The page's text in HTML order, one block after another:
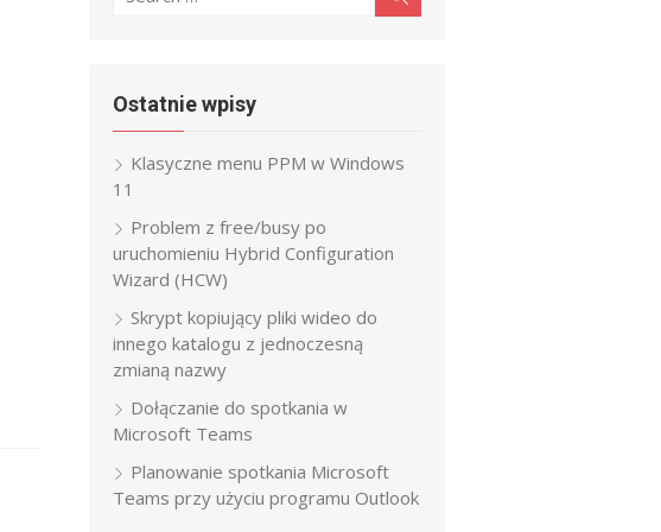
Ostatnie wpisy
Klasyczne menu PPM w Windows
11
Problem z free/busy po
uruchomieniu Hybrid Configuration
Wizard (HCW)
Skrypt kopiujący pliki wideo do
innego katalogu z jednoczesną
zmianą nazwy
Dołączanie do spotkania w
Microsoft Teams
Planowanie spotkania Microsoft
Teams przy użyciu programu Outlook